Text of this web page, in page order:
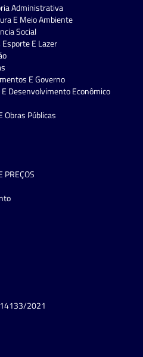
Administrativa
E Meio Ambiente
Social
E Lazer
E Governo
Desenvolvimento Econômico
Obras Públicas
PREÇOS
2021